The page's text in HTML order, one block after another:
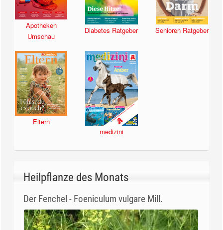
Apotheken
Umschau
Diabetes Ratgeber Senioren Ratgeber
Eltern
medizini
Heilpflanze des Monats
Der Fenchel - Foeniculum vulgare Mill.